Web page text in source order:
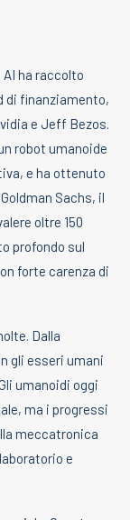
ha raccolto
di finanziamento,
e Jeff Bezos.
robot umanoide
e ha ottenuto
Sachs, il
oltre 150
profondo sul
forte carenza di
Dalla
gli esseri umani
umanoidi oggi
ma i progressi
meccatronica
e